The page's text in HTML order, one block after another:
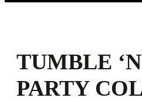
TUMBLE
PARTY